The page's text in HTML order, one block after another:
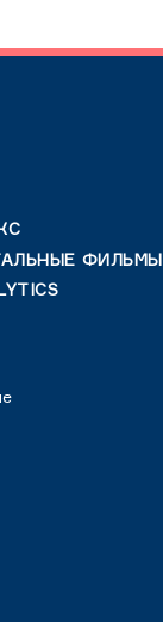
ФИЛЬМЫ